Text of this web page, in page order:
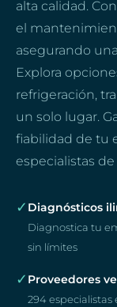
alta calidad.
el
asegurando
Explora
refrigeración,
un solo lugar.
fiabilidad de tu
especialistas
✓ Diagnósticos
Diagnostica tu
sin límites
✓ Proveedores
294 especialistas